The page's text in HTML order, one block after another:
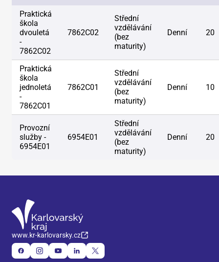
Praktická
škola
dvouletá
-
7862C02
7862C02
Střední
vzdělávání
(bez
maturity)
Denní 20
Praktická
škola
jednoletá
-
7862C01
7862C01
Střední
vzdělávání
(bez
maturity)
Denní 10
Provozní
služby -
6954E01
6954E01
Střední
vzdělávání
(bez
maturity)
Denní 20
www.kr-karlovarsky.cz